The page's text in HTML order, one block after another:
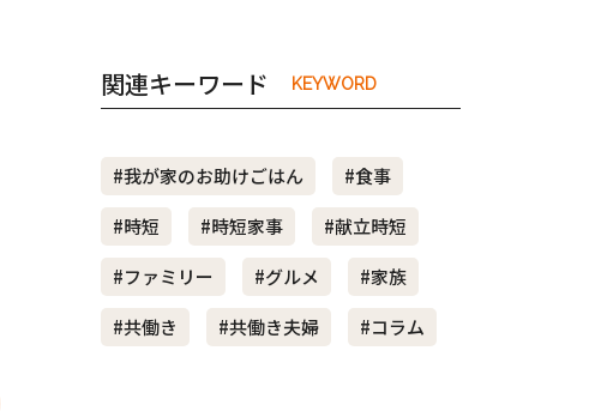
#共働き夫婦 #産休 #育休
関連キーワード KEYWORD
#我が家のお助けごはん
#食事
#時短
#時短家事
#献立時短
#ファミリー
#グルメ
#家族
#共働き
#共働き夫婦 #コラム